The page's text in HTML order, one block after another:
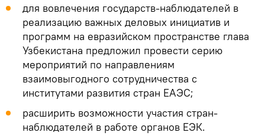
для вовлечения государств-наблюдателей в
реализацию важных деловых инициатив и
программ на евразийском пространстве глава
Узбекистана предложил провести серию
мероприятий по направлениям
взаимовыгодного сотрудничества с
институтами развития стран ЕАЭС;
расширить возможности участия стран-
наблюдателей в работе органов ЕЭК.